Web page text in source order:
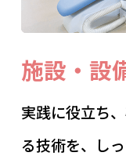
施設・設
実践に役立ち
る技術を、し